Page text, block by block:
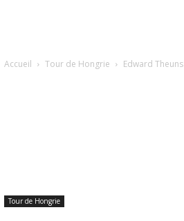
Accueil Tour de Hongrie Edward
Tour de Hongrie